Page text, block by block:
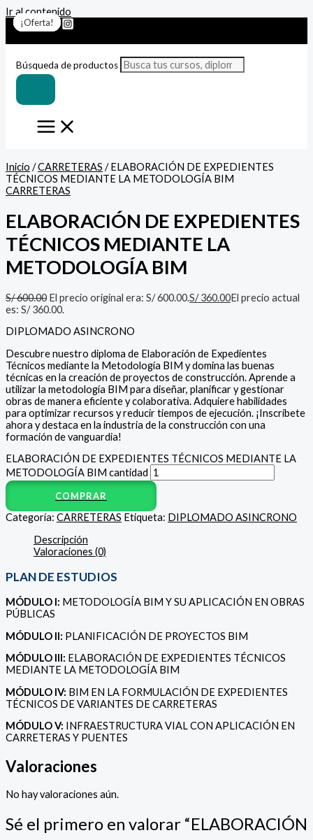
Ir al contenido
Búsqueda de productos
¡Oferta!
Inicio /CARRETERAS / ELABORACIÓN DE EXPEDIENTES
TÉCNICOS MEDIANTE LA METODOLOGÍA BIM
CARRETERAS
ELABORACIÓN DE EXPEDIENTES
TÉCNICOS MEDIANTE LA
METODOLOGÍA BIM
S/600.00 El precio original era: S/ 600.00.S/360.00El precio actual
es: S/ 360.00.
DIPLOMADO ASINCRONO
Descubre nuestro diploma de Elaboración de Expedientes
Técnicos mediante la Metodología BIM y domina las buenas
técnicas en la creación de proyectos de construcción. Aprende a
utilizar la metodología BIM para diseñar, planificar y gestionar
obras de manera eficiente y colaborativa. Adquiere habilidades
para optimizar recursos y reducir tiempos de ejecución. ¡Inscríbete
ahora y destaca en la industria de la construcción con una
formación de vanguardia!
ELABORACIÓN DE EXPEDIENTES TÉCNICOS MEDIANTE LA
METODOLOGÍA BIM cantidad
COMPRAR
Categoría: CARRETERAS Etiqueta: DIPLOMADO ASINCRONO
Descripción
Valoraciones (0)
PLAN DE ESTUDIOS
MÓDULO I: METODOLOGÍA BIM Y SU APLICACIÓN EN OBRAS
PÚBLICAS
MÓDULO II: PLANIFICACIÓN DE PROYECTOS BIM
MÓDULO III: ELABORACIÓN DE EXPEDIENTES TÉCNICOS
MEDIANTE LA METODOLOGÍA BIM
MÓDULO IV: BIM EN LA FORMULACIÓN DE EXPEDIENTES
TÉCNICOS DE VARIANTES DE CARRETERAS
MÓDULO V: INFRAESTRUCTURA VIAL CON APLICACIÓN EN
CARRETERAS Y PUENTES
Valoraciones
No hay valoraciones aún.
Sé el primero en valorar “ELABORACIÓN
¡Oferta!
¡Oferta!
¡Oferta!
¡Oferta!
¡Oferta!
¡Oferta!